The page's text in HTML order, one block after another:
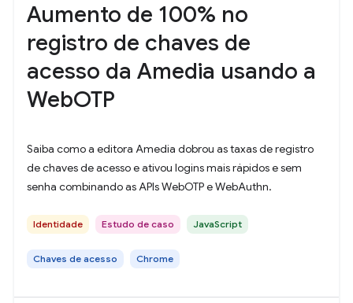
Aumento de 100% no
registro de chaves de
acesso da Amedia usando a
WebOTP
Saiba como a editora Amedia dobrou as taxas de registro
de chaves de acesso e ativou logins mais rápidos e sem
senha combinando as APIs WebOTP e WebAuthn.
Identidade Estudo de caso JavaScript
Chaves de acesso Chrome